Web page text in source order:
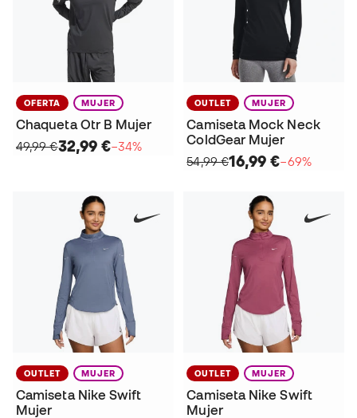
OFERTA MUJER
Chaqueta Otr B Mujer
49,99 €32,99 €−34%
OUTLET MUJER
Camiseta Mock Neck
ColdGear Mujer
54,99 €16,99 €−69%
OUTLET MUJER
Camiseta Nike Swift
Mujer
OUTLET MUJER
Camiseta Nike Swift
Mujer